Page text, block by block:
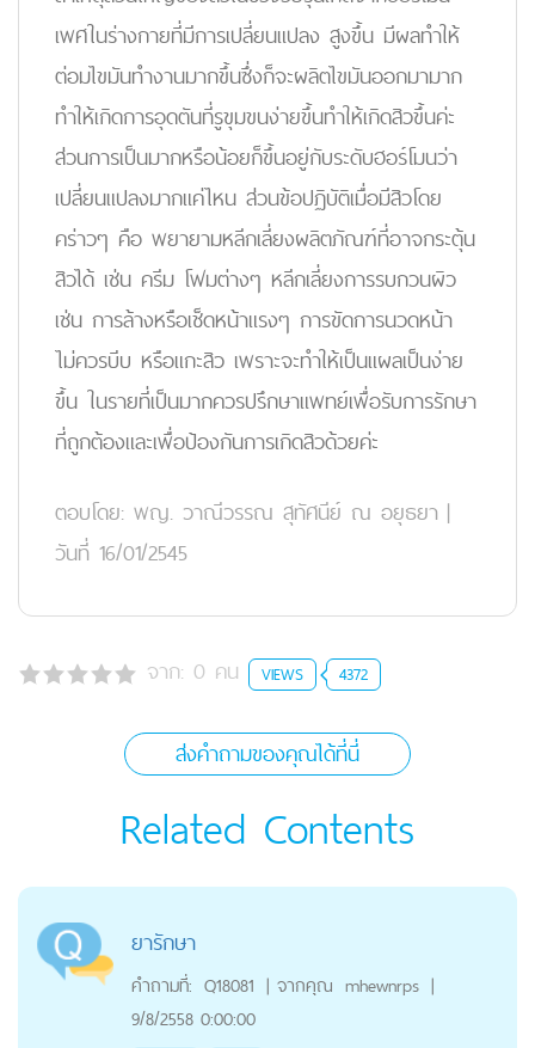
เพศในร่างกายที่มีการเปลี่ยนแปลง สูงขึ้น มีผลทำให้
ต่อมไขมันทำงานมากขึ้นซึ่งก็จะผลิตไขมันออกมามาก
ทำให้เกิดการอุดตันที่รูขุมขนง่ายขึ้นทำให้เกิดสิวขึ้นค่ะ
ส่วนการเป็นมากหรือน้อยก็ขึ้นอยู่กับระดับฮอร์โมนว่า
เปลี่ยนแปลงมากแค่ไหน ส่วนข้อปฏิบัติเมื่อมีสิวโดย
คร่าวๆ คือ พยายามหลีกเลี่ยงผลิตภัณฑ์ที่อาจกระตุ้น
สิวได้ เช่น ครีม โฟมต่างๆ หลีกเลี่ยงการรบกวนผิว
เช่น การล้างหรือเช็ดหน้าแรงๆ การขัดการนวดหน้า
ไม่ควรบีบ หรือแกะสิว เพราะจะทำให้เป็นแผลเป็นง่าย
ขึ้น ในรายที่เป็นมากควรปรึกษาแพทย์เพื่อรับการรักษา
ที่ถูกต้องและเพื่อป้องกันการเกิดสิวด้วยค่ะ
ตอบโดย: พญ. วาณีวรรณ สุทัศนีย์ ณ อยุธยา |
วันที่ 16/01/2545
จาก: 0 คน VIEWS 4372
ส่งคำถามของคุณได้ที่นี่
Related Contents
ยารักษา
คำถามที่: Q18081 | จากคุณ mhewnrps |
9/8/2558 0:00:00